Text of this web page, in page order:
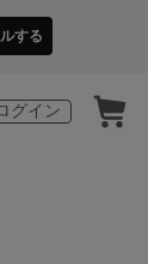
する
グイン